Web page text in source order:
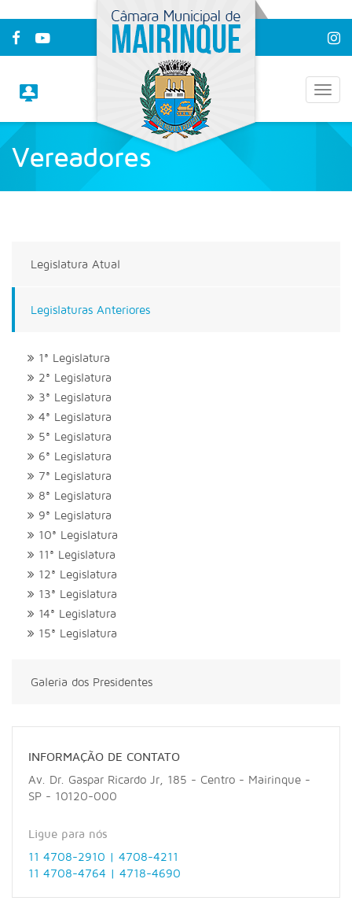
Vereadores
Legislatura Atual
Legislaturas Anteriores
1ª Legislatura
2ª Legislatura
3ª Legislatura
4ª Legislatura
5ª Legislatura
6ª Legislatura
7ª Legislatura
8ª Legislatura
9ª Legislatura
10ª Legislatura
11ª Legislatura
12ª Legislatura
13ª Legislatura
14ª Legislatura
15ª Legislatura
Galeria dos Presidentes
INFORMAÇÃO DE CONTATO
Av. Dr. Gaspar Ricardo Jr, 185 - Centro - Mairinque -
SP - 10120-000
Ligue para nós
11 4708-2910 | 4708-4211
11 4708-4764 | 4718-4690